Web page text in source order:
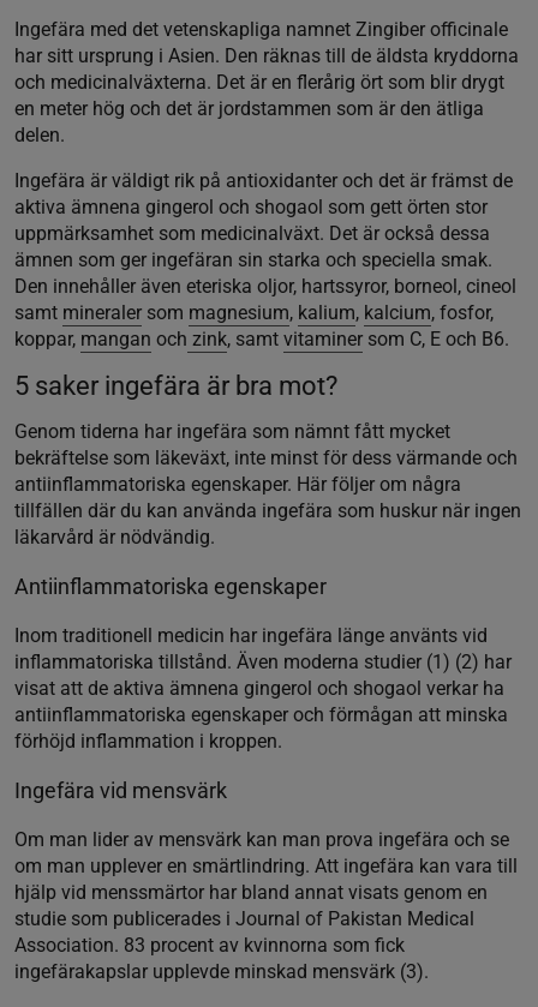
Ingefära med det vetenskapliga namnet Zingiber officinale
har sitt ursprung i Asien. Den räknas till de äldsta kryddorna
och medicinalväxterna. Det är en flerårig ört som blir drygt
en meter hög och det är jordstammen som är den ätliga
delen.
Ingefära är väldigt rik på antioxidanter och det är främst de
aktiva ämnena gingerol och shogaol som gett örten stor
uppmärksamhet som medicinalväxt. Det är också dessa
ämnen som ger ingefäran sin starka och speciella smak.
Den innehåller även eteriska oljor, hartssyror, borneol, cineol
samt mineraler som magnesium, kalium, kalcium, fosfor,
koppar, mangan och zink, samt vitaminer som C, E och B6.
5 saker ingefära är bra mot?
Genom tiderna har ingefära som nämnt fått mycket
bekräftelse som läkeväxt, inte minst för dess värmande och
antiinflammatoriska egenskaper. Här följer om några
tillfällen där du kan använda ingefära som huskur när ingen
läkarvård är nödvändig.
Antiinflammatoriska egenskaper
Inom traditionell medicin har ingefära länge använts vid
inflammatoriska tillstånd. Även moderna studier (1) (2) har
visat att de aktiva ämnena gingerol och shogaol verkar ha
antiinflammatoriska egenskaper och förmågan att minska
förhöjd inflammation i kroppen.
Ingefära vid mensvärk
Om man lider av mensvärk kan man prova ingefära och se
om man upplever en smärtlindring. Att ingefära kan vara till
hjälp vid menssmärtor har bland annat visats genom en
studie som publicerades i Journal of Pakistan Medical
Association. 83 procent av kvinnorna som fick
ingefärakapslar upplevde minskad mensvärk (3).